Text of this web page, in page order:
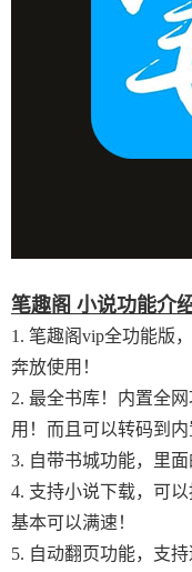
笔趣阁 小说功能介绍
1. 笔趣阁vip全功能版
奔放使用！
2. 最全书库！内置全
用！而且可以转码到内
3. 自带书城功能，里
4. 支持小说下载，可
基本可以满速！
5. 自动翻页功能，支